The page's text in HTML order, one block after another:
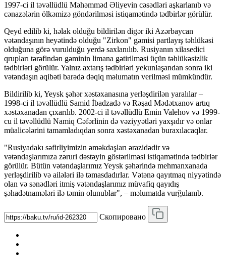
1997-ci il təvəllüdlü Məhəmməd Əliyevin cəsədləri aşkarlanıb və
cənazələrin ölkəmizə göndərilməsi istiqamətində tədbirlər görülür.
Qeyd edilib ki, həlak olduğu bildirilən digər iki Azərbaycan
vətəndaşının heyətində olduğu "Zirkon" gəmisi partlayış təhlükəsi
olduğuna görə vurulduğu yerdə saxlanılıb. Rusiyanın xilasedici
qrupları tərəfindən gəminin limana gətirilməsi üçün təhlükəsizlik
tədbirləri görülür. Yalnız axtarış tədbirləri yekunlaşandan sonra iki
vətəndaşın aqibəti barədə dəqiq məlumatın verilməsi mümkündür.
Bildirilib ki, Yeysk şəhər xəstəxanasına yerləşdirilən yaralılar –
1998-ci il təvəllüdlü Samid İbadzadə və Rəşad Mədətxanov artıq
xəstəxanadan çıxarılıb. 2002-ci il təvəllüdlü Emin Valehov və 1999-
cu il təvəllüdlü Namiq Cəfərlinin də vəziyyətləri yaxşıdır və onlar
müalicələrini tamamladıqdan sonra xəstəxanadan buraxılacaqlar.
"Rusiyadakı səfirliyimizin əməkdaşları ərazidədir və
vətəndaşlarımıza zəruri dəstəyin göstərilməsi istiqamətində tədbirlər
görülür. Bütün vətəndaşlarımız Yeysk şəhərində mehmanxanada
yerləşdirilib və ailələri ilə təmasdadırlar. Vətənə qayıtmaq niyyətində
olan və sənədləri itmiş vətəndaşlarımız müvafiq qayıdış
şəhadətnamələri ilə təmin olunublar", – məlumatda vurğulanıb.
Скопировано